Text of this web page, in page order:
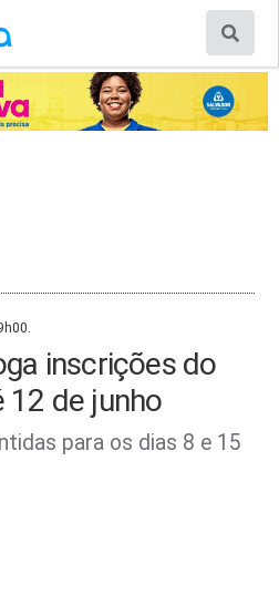
inscrições do
12 de junho
para os dias 8 e 15